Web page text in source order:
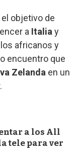
objetivo de
a Italia y
africanos y
encuentro que
Zelanda en un
a los All
tele para ver